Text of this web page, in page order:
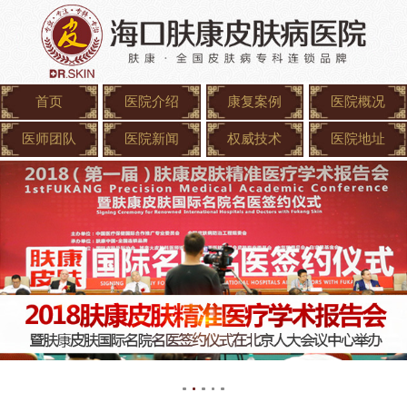
首页 医院介绍 康复案例 医院概况
医师团队 医院新闻 权威技术 医院地址